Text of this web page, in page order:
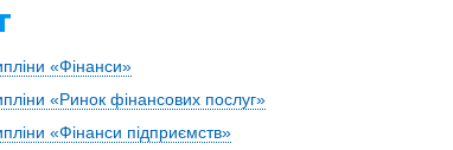
«Фінанси»
«Ринок фінансових послуг»
«Фінанси підприємств»